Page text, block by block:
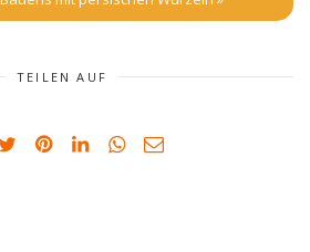
TEILEN AUF